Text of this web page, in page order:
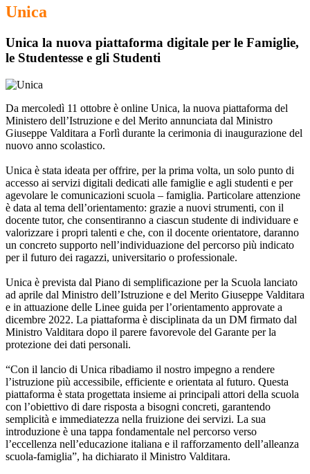
Unica
Unica la nuova piattaforma digitale per le Famiglie,
le Studentesse e gli Studenti
Da mercoledì 11 ottobre è online Unica, la nuova piattaforma del
Ministero dell’Istruzione e del Merito annunciata dal Ministro
Giuseppe Valditara a Forlì durante la cerimonia di inaugurazione del
nuovo anno scolastico.
Unica è stata ideata per offrire, per la prima volta, un solo punto di
accesso ai servizi digitali dedicati alle famiglie e agli studenti e per
agevolare le comunicazioni scuola – famiglia. Particolare attenzione
è data al tema dell’orientamento: grazie a nuovi strumenti, con il
docente tutor, che consentiranno a ciascun studente di individuare e
valorizzare i propri talenti e che, con il docente orientatore, daranno
un concreto supporto nell’individuazione del percorso più indicato
per il futuro dei ragazzi, universitario o professionale.
Unica è prevista dal Piano di semplificazione per la Scuola lanciato
ad aprile dal Ministro dell’Istruzione e del Merito Giuseppe Valditara
e in attuazione delle Linee guida per l’orientamento approvate a
dicembre 2022. La piattaforma è disciplinata da un DM firmato dal
Ministro Valditara dopo il parere favorevole del Garante per la
protezione dei dati personali.
“Con il lancio di Unica ribadiamo il nostro impegno a rendere
l’istruzione più accessibile, efficiente e orientata al futuro. Questa
piattaforma è stata progettata insieme ai principali attori della scuola
con l’obiettivo di dare risposta a bisogni concreti, garantendo
semplicità e immediatezza nella fruizione dei servizi. La sua
introduzione è una tappa fondamentale nel percorso verso
l’eccellenza nell’educazione italiana e il rafforzamento dell’alleanza
scuola-famiglia”, ha dichiarato il Ministro Valditara.